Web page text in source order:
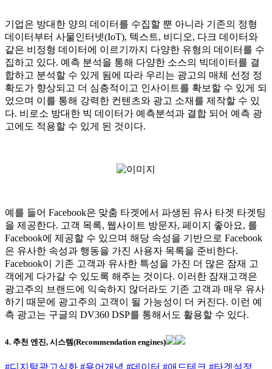
기업은 방대한 양의 데이터를 수집할 뿐 아니라 기존의 정형
데이터부터 사물인터넷(IoT), 텍스트, 비디오, 다크 데이터와
같은 비정형 데이터에 이르기까지 다양한 유형의 데이터를 수
집하고 있다. 예측 분석을 통해 다양한 소스의 빅데이터를 결
합하고 분석할 수 있게 됨에 따라 우리는 광고의 매체 선정 정
확도가 향상되고 더 심층적이고 인사이트를 확보할 수 있게 되
었으며 이를 통해 강력한 컨텐츠와 광고 소재를 제작할 수 있
다. 비로소 방대한 빅 데이터가 예측분석과 결합 되어 예측 광
고에도 적용할 수 있게 된 것이다.
예를 들어 Facebook은 맞춤 타겟에서 파생된 유사 타겟 타겟팅
을 제공한다. 고객 목록, 웹사이트 방문자, 페이지 좋아요, 를
Facebook에 제공할 수 있으며 해당 속성을 기반으로 Facebook
은 유사한 속성과 행동을 가진 사용자 목록을 준비한다.
Facebook이 기존 고객과 유사한 특성을 가진 더 많은 잠재 고
객에게 다가갈 수 있도록 해주는 것이다. 이러한 잠재고객은
광고주의 브랜드에 익숙하지 않더라도 기존 고객과 매우 유사
하기 때문에 광고주의 고객이 될 가능성이 더 커진다. 이런 예
측 광고는 구글의 DV360 DSP를 통해서도 활용할 수 있다.
4. 추천 엔진, 시스템(Recommendation engines)